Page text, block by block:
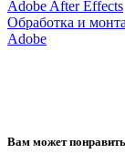
Adobe After Effects
Обработка и
Adobe
Вам может